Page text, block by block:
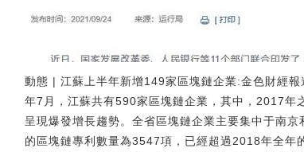
動態 | 江蘇上半年新增149家區塊鏈企業:金色財經
年7月，江蘇共有590家區塊鏈企業，其中，2017
呈現爆發增長趨勢。全省區塊鏈企業主要集中于南
的區塊鏈專利數量為3547項，已經超過2018年全